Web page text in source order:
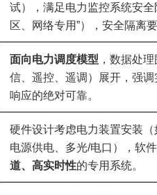
试），满足电力监控系统安全
区、网络专用”），安全隔离要
面向电力调度模型 ，数据处
信、遥控、遥调）展开，强
响应的绝对可靠。
硬件设计考虑电力装置安装
电源供电、多光/电口），软
道、高实时性的专用系统。